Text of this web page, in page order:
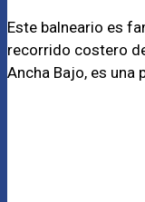
Este balneario es
recorrido costero
Ancha Bajo, es una